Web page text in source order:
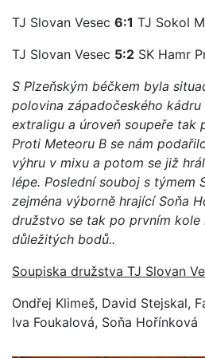
TJ Slovan Vesec 6:1 TJ Sokol
TJ Slovan Vesec 5:2 SK Hamr
S Plzeňským béčkem byla
polovina západočeského
extraligu a úroveň soupeře tak
Proti Meteoru B se nám
výhru v mixu a potom se již
lépe. Poslední souboj s týmem
zejména výborně hrající Soňa
družstvo se tak po prvním
důležitých bodů..
Soupiska družstva TJ Slovan
Ondřej Klimeš, David Stejskal,
Iva Foukalová, Soňa Hořínková